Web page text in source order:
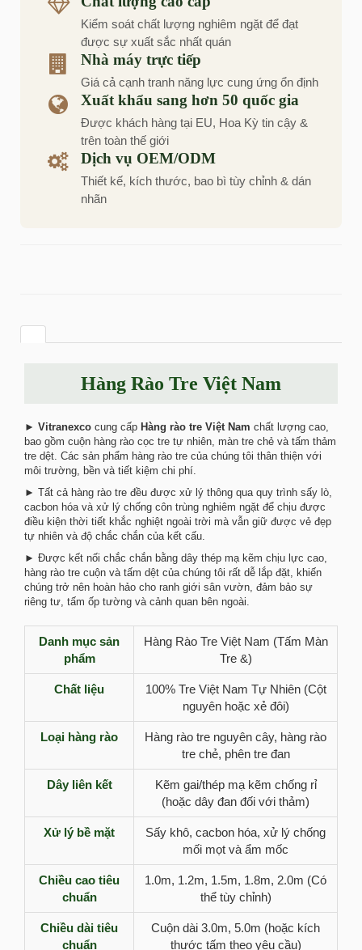
Kiểm soát chất lượng nghiêm ngặt để đạt
được sự xuất sắc nhất quán
Nhà máy trực tiếp
Giá cả cạnh tranh năng lực cung ứng ổn định
Xuất khẩu sang hơn 50 quốc gia
Được khách hàng tại EU, Hoa Kỳ tin cậy &
trên toàn thế giới
Dịch vụ OEM/ODM
Thiết kế, kích thước, bao bì tùy chỉnh & dán
nhãn
Hàng Rào Tre Việt Nam
► Vitranexco cung cấp Hàng rào tre Việt Nam chất lượng cao,
bao gồm cuộn hàng rào cọc tre tự nhiên, màn tre chẻ và tấm thảm
tre dệt. Các sản phẩm hàng rào tre của chúng tôi thân thiện với
môi trường, bền và tiết kiệm chi phí.
► Tất cả hàng rào tre đều được xử lý thông qua quy trình sấy lò,
cacbon hóa và xử lý chống côn trùng nghiêm ngặt để chịu được
điều kiện thời tiết khắc nghiệt ngoài trời mà vẫn giữ được vẻ đẹp
tự nhiên và độ chắc chắn của kết cấu.
► Được kết nối chắc chắn bằng dây thép mạ kẽm chịu lực cao,
hàng rào tre cuộn và tấm dệt của chúng tôi rất dễ lắp đặt, khiến
chúng trở nên hoàn hảo cho ranh giới sân vườn, đảm bảo sự
riêng tư, tấm ốp tường và cảnh quan bên ngoài.
Danh mục sản
phẩm
Hàng Rào Tre Việt Nam (Tấm Màn
Tre &)
Chất liệu
100% Tre Việt Nam Tự Nhiên (Cột
nguyên hoặc xẻ đôi)
Loại hàng rào
Hàng rào tre nguyên cây, hàng rào
tre chẻ, phên tre đan
Dây liên kết
Kẽm gai/thép mạ kẽm chống rỉ
(hoặc dây đan đối với thảm)
Xử lý bề mặt
Sấy khô, cacbon hóa, xử lý chống
mối mọt và ẩm mốc
Chiều cao tiêu
chuẩn
1.0m, 1.2m, 1.5m, 1.8m, 2.0m (Có
thể tùy chỉnh)
Chiều dài tiêu
chuẩn
Cuộn dài 3.0m, 5.0m (hoặc kích
thước tấm theo yêu cầu)